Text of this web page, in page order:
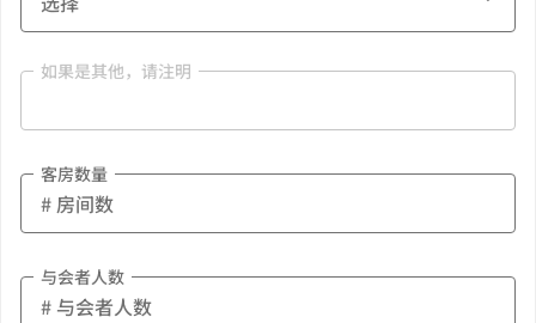
如果是其他，请注明
客房数量
与会者人数